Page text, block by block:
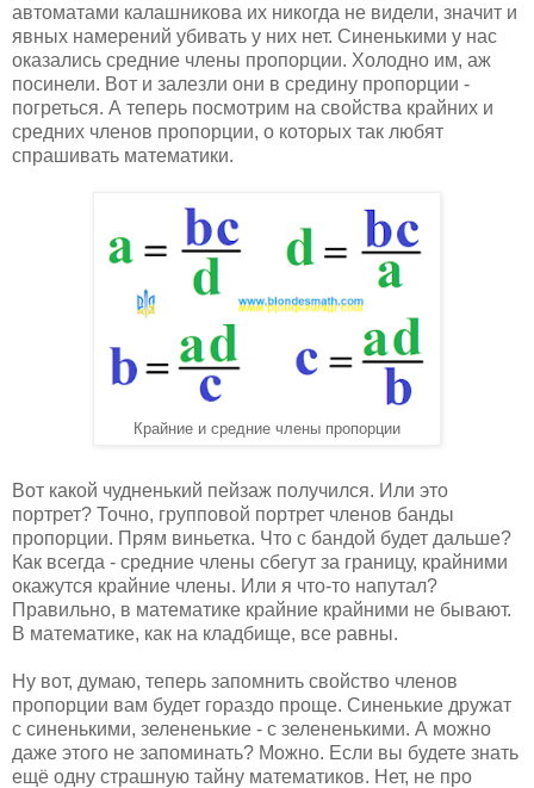
автоматами калашникова их никогда не видели, значит и
явных намерений убивать у них нет. Синенькими у нас
оказались средние члены пропорции. Холодно им, аж
посинели. Вот и залезли они в средину пропорции -
погреться. А теперь посмотрим на свойства крайних и
средних членов пропорции, о которых так любят
спрашивать математики.
Крайние и средние члены пропорции
Вот какой чудненький пейзаж получился. Или это
портрет? Точно, групповой портрет членов банды
пропорции. Прям виньетка. Что с бандой будет дальше?
Как всегда - средние члены сбегут за границу, крайними
окажутся крайние члены. Или я что-то напутал?
Правильно, в математике крайние крайними не бывают.
В математике, как на кладбище, все равны.
Ну вот, думаю, теперь запомнить свойство членов
пропорции вам будет гораздо проще. Синенькие дружат
с синенькими, зелененькие - с зелененькими. А можно
даже этого не запоминать? Можно. Если вы будете знать
ещё одну страшную тайну математиков. Нет, не про